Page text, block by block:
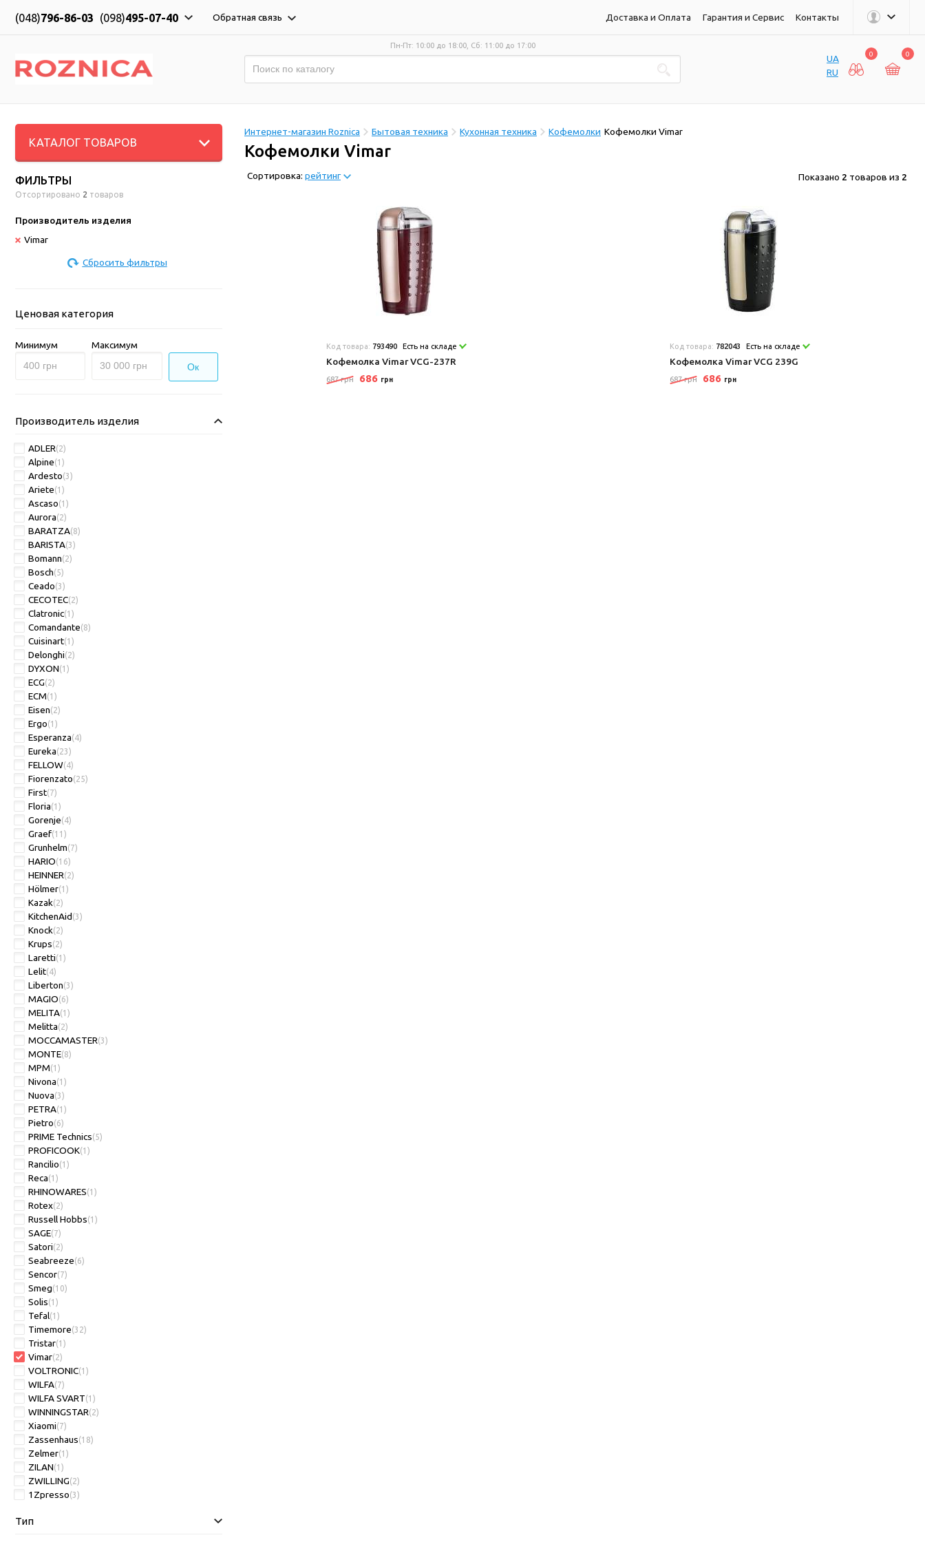
(048)796-86-03 (098)495-07-40 Обратная связь Доставка и Оплата Гарантия и Сервис Контакты
Пн-Пт: 10:00 до 18:00, Сб: 11:00 до 17:00
UA
RU
0 0
КАТАЛОГ ТОВАРОВ
ФИЛЬТРЫ
Отсортировано 2 товаров
Производитель изделия
Vimar
Сбросить фильтры
Ценовая категория
Минимум Максимум
Ок
Производитель изделия
ADLER(2)
Alpine(1)
Ardesto(3)
Ariete(1)
Ascaso(1)
Aurora(2)
BARATZA(8)
BARISTA(3)
Bomann(2)
Bosch(5)
Ceado(3)
CECOTEC(2)
Clatronic(1)
Comandante(8)
Cuisinart(1)
Delonghi(2)
DYXON(1)
ECG(2)
ECM(1)
Eisen(2)
Ergo(1)
Esperanza(4)
Eureka(23)
FELLOW(4)
Fiorenzato(25)
First(7)
Floria(1)
Gorenje(4)
Graef(11)
Grunhelm(7)
HARIO(16)
HEINNER(2)
Hölmer(1)
Kazak(2)
KitchenAid(3)
Knock(2)
Krups(2)
Laretti(1)
Lelit(4)
Liberton(3)
MAGIO(6)
MELITA(1)
Melitta(2)
MOCCAMASTER(3)
MONTE(8)
MPM(1)
Nivona(1)
Nuova(3)
PETRA(1)
Pietro(6)
PRIME Technics(5)
PROFICOOK(1)
Rancilio(1)
Reca(1)
RHINOWARES(1)
Rotex(2)
Russell Hobbs(1)
SAGE(7)
Satori(2)
Seabreeze(6)
Sencor(7)
Smeg(10)
Solis(1)
Tefal(1)
Timemore(32)
Tristar(1)
Vimar(2)
VOLTRONIC(1)
WILFA(7)
WILFA SVART(1)
WINNINGSTAR(2)
Xiaomi(7)
Zassenhaus(18)
Zelmer(1)
ZILAN(1)
ZWILLING(2)
1Zpresso(3)
Тип
Интернет-магазин Roznica Бытовая техника Кухонная техника Кофемолки Кофемолки Vimar
Кофемолки Vimar
Сортировка: рейтинг Показано 2 товаров из 2
Код товара: 793490 Есть на складе
Кофемолка Vimar VCG-237R
687 грн 686 грн
Код товара: 782043 Есть на складе
Кофемолка Vimar VCG 239G
687 грн 686 грн